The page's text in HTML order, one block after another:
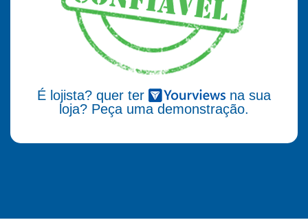
É lojista? quer ter
na sua
loja? Peça uma demonstração.